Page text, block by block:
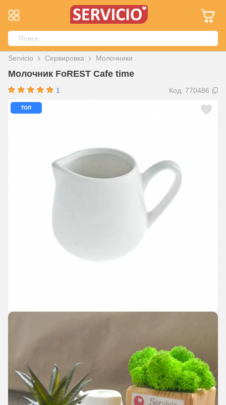
Servicio Сервировка Молочники
Молочник FoREST Cafe time
1 Код: 770486
топ